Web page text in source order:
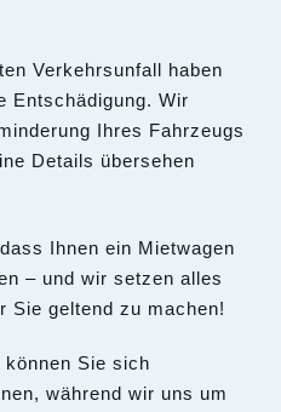
Verkehrsunfall haben
Entschädigung. Wir
Ihres Fahrzeugs
Details übersehen
Ihnen ein Mietwagen
– und wir setzen alles
Sie geltend zu machen!
Sie sich
während wir uns um